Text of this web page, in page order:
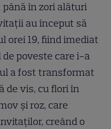
în zori alături
au început să
orei 19, fiind imediat
poveste care i-a
a fost transformat
de vis, cu flori în
și roz, care
creând o